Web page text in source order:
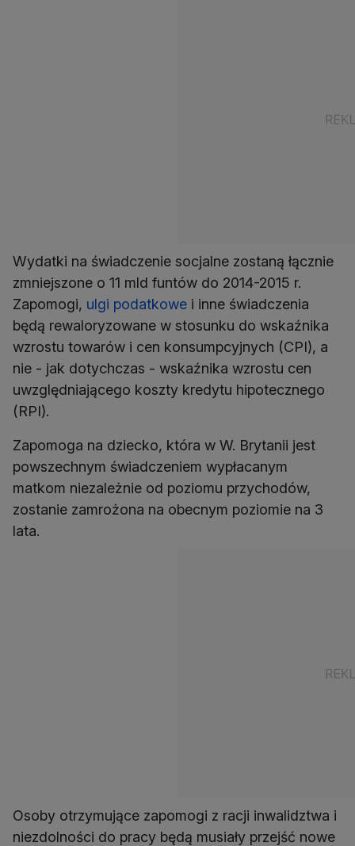
Wydatki na świadczenie socjalne zostaną łącznie
zmniejszone o 11 mld funtów do 2014-2015 r.
Zapomogi, ulgi podatkowe i inne świadczenia
będą rewaloryzowane w stosunku do wskaźnika
wzrostu towarów i cen konsumpcyjnych (CPI), a
nie - jak dotychczas - wskaźnika wzrostu cen
uwzględniającego koszty kredytu hipotecznego
(RPI).
Zapomoga na dziecko, która w W. Brytanii jest
powszechnym świadczeniem wypłacanym
matkom niezależnie od poziomu przychodów,
zostanie zamrożona na obecnym poziomie na 3
lata.
Osoby otrzymujące zapomogi z racji inwalidztwa i
niezdolności do pracy będą musiały przejść nowe